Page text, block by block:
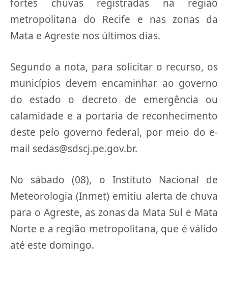
fortes chuvas registradas na região
metropolitana do Recife e nas zonas da
Mata e Agreste nos últimos dias.
Segundo a nota, para solicitar o recurso, os
municípios devem encaminhar ao governo
do estado o decreto de emergência ou
calamidade e a portaria de reconhecimento
deste pelo governo federal, por meio do e-
mail sedas@sdscj.pe.gov.br.
No sábado (08), o Instituto Nacional de
Meteorologia (Inmet) emitiu alerta de chuva
para o Agreste, as zonas da Mata Sul e Mata
Norte e a região metropolitana, que é válido
até este domingo.